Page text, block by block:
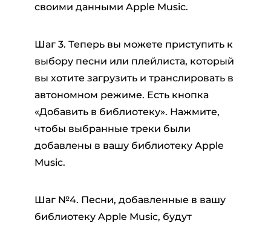
своими данными Apple Music.
Шаг 3. Теперь вы можете приступить к
выбору песни или плейлиста, который
вы хотите загрузить и транслировать в
автономном режиме. Есть кнопка
«Добавить в библиотеку». Нажмите,
чтобы выбранные треки были
добавлены в вашу библиотеку Apple
Music.
Шаг №4. Песни, добавленные в вашу
библиотеку Apple Music, будут